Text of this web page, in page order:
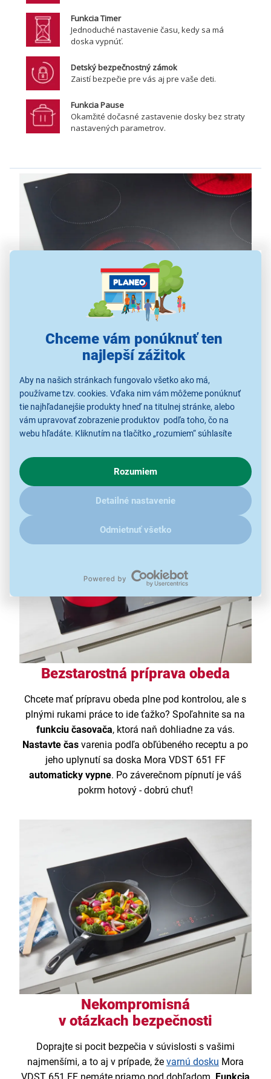
Chceme vám ponúknuť ten
najlepší zážitok
Aby na našich stránkach fungovalo všetko ako má,
používame tzv. cookies. Vďaka nim vám môžeme ponúknuť
tie najhľadanejšie produkty hneď na titulnej stránke, alebo
vám upravovať zobrazenie produktov podľa toho, čo na
webu hľadáte. Kliknutím na tlačítko „rozumiem“ súhlasíte
o chovaní na webe pre zobrazovaní cielených reklám.
V prípade že vás zaujímajú detaily, ako u nás s cookies a
ďalšími údaji pracujeme, kliknitesem.
Rozumiem
Detailné nastavenie
Odmietnuť všetko
Funkcia Timer
Jednoduché nastavenie času, kedy sa má
doska vypnúť.
Detský bezpečnostný zámok
Zaistí bezpečie pre vás aj pre vaše deti.
Funkcia Pause
Okamžité dočasné zastavenie dosky bez straty
nastavených parametrov.
Pripravená za okamih
Unavuje vás neustále vyčkávanie, kým sa varná zóna
zohreje tak, aby ste mohli začať variť? Vďaka4 Hi-
Light zónam
dosky Mora VDST 651 FF začnete s
prípravou jedlatakmer okamžite. Tento efektívny
tiež náklady naenergiu.
Bezstarostná príprava obeda
Chcete mať prípravu obeda plne pod kontrolou, ale s
plnými rukami práce to ide ťažko? Spoľahnite sa na
funkciu časovača, ktorá naň dohliadne za vás.
Nastavte čas varenia podľa obľúbeného receptu a po
jeho uplynutí sa doska Mora VDST 651 FF
automaticky vypne. Po záverečnom pípnutí je váš
pokrm hotový - dobrú chuť!
Nekompromisná
v otázkach bezpečnosti
Doprajte si pocit bezpečia v súvislosti s vašimi
najmenšími, a to aj v prípade, že varnú dosku Mora